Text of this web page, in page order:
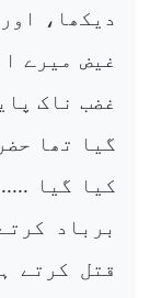
دیکھا،
غیض میرے
غضب ناک
گیا تھا
کیا گیا
برباد
قتل کرتے